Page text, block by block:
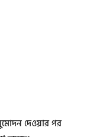
দেওয়ার পর